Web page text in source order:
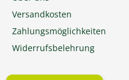
Versandkosten
Zahlungsmöglichkeiten
Widerrufsbelehrung